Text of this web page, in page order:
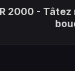
2000 - Tâtez